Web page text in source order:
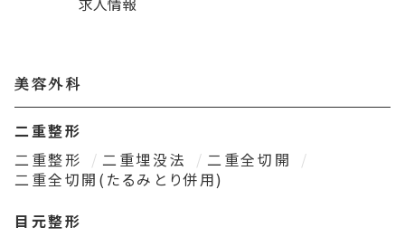
美容外科
二重整形
二重整形
二重埋没法
二重全切開
二重全切開(たるみとり併用)
目元整形